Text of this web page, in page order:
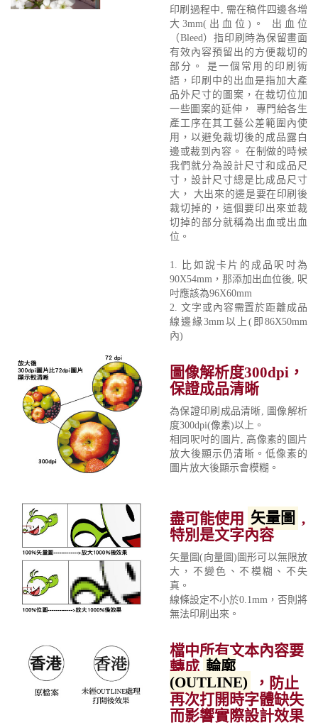
印刷過程中, 需在稿件四邊各增
大3mm(出血位)。 出血位
（Bleed）指印刷時為保留畫面
有效內容預留出的方便裁切的
部分。 是一個常用的印刷術
語，印刷中的出血是指加大產
品外尺寸的圖案，在裁切位加
一些圖案的延伸， 專門給各生
產工序在其工藝公差範圍內使
用，以避免裁切後的成品露白
邊或裁到內容。 在制做的時候
我們就分為設計尺寸和成品尺
寸，設計尺寸總是比成品尺寸
大， 大出來的邊是要在印刷後
裁切掉的，這個要印出來並裁
切掉的部分就稱為出血或出血
位。
1. 比如說卡片的成品呎吋為
90X54mm，那添加出血位後, 呎
吋應該為96X60mm
2. 文字或內容需置於距離成品
線邊緣3mm以上(即86X50mm
內)
圖像解析度300dpi，
保證成品清晰
為保證印刷成品清晰, 圖像解析
度300dpi(像素)以上。
相同呎吋的圖片, 高像素的圖片
放大後顯示仍清晰。低像素的
圖片放大後顯示會模糊。
盡可能使用 矢量圖 ,
特別是文字內容
矢量圖(向量圖)圖形可以無限放
大，不變色、不模糊、不失
真。
線條設定不小於0.1mm，否則將
無法印刷出來。
檔中所有文本內容要
轉成 輪廓
(OUTLINE)
，防止
再次打開時字體缺失
而影響實際設計效果